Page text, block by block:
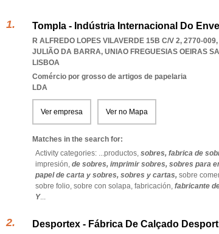
Tompla - Indústria Internacional Do
R ALFREDO LOPES VILAVERDE 15B C/V 2, 2770-
JULIÃO DA BARRA, UNIAO FREGUESIAS OEIRAS
LISBOA
Comércio por grosso de artigos de papelaria
LDA
Ver empresa Ver no Mapa
Matches in the search for:
Activity categories: ...productos, sobres, fabrica de
impresión, de sobres, imprimir sobres, sobres para
papel de carta y sobres, sobres y cartas, sobre
sobre folio, sobre con solapa, fabricación, fabricante
Y...
Desportex - Fábrica De Calçado